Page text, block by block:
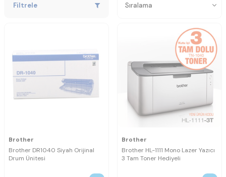
Filtrele
Brother
Brother DR1040 Siyah Orijinal
Drum Ünitesi
Brother
Brother HL-1111 Mono Lazer Yazıcı
3 Tam Toner Hediyeli